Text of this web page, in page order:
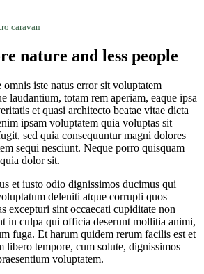
caravan
nature and less people
omnis iste natus error sit voluptatem
laudantium, totam rem aperiam, eaque ipsa
et quasi architecto beatae vitae dicta
ipsam voluptatem quia voluptas sit
sed quia consequuntur magni dolores
sequi nesciunt. Neque porro quisquam
dolor sit.
et iusto odio dignissimos ducimus qui
deleniti atque corrupti quos
excepturi sint occaecati cupiditate non
in culpa qui officia deserunt mollitia animi,
fuga. Et harum quidem rerum facilis est et
libero tempore, cum solute, dignissimos
voluptatem.